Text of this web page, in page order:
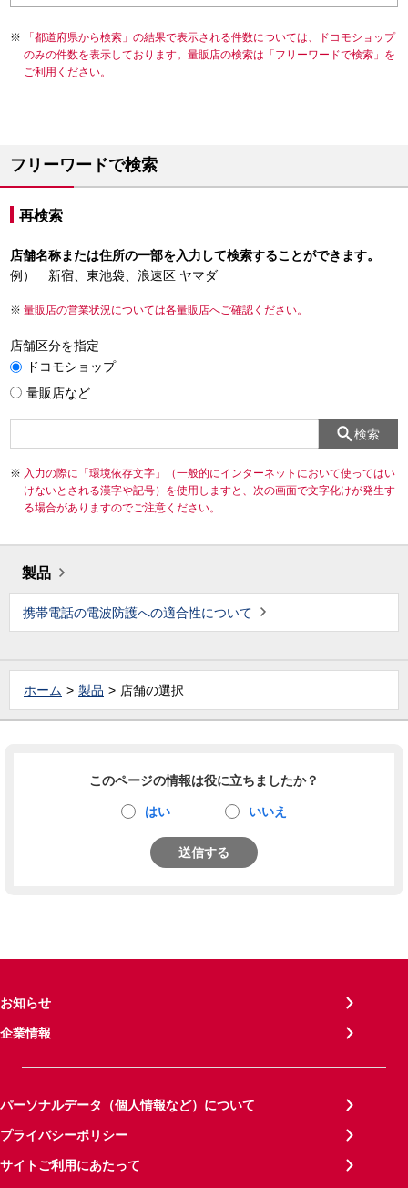
「都道府県から検索」の結果で表示される件数については、ドコモショップ
のみの件数を表示しております。量販店の検索は「フリーワードで検索」を
ご利用ください。
フリーワードで検索
再検索
店舗名称または住所の一部を入力して検索することができます。
例） 新宿、東池袋、浪速区 ヤマダ
量販店の営業状況については各量販店へご確認ください。
店舗区分を指定
ドコモショップ
量販店など
検索
入力の際に「環境依存文字」（一般的にインターネットにおいて使ってはい
けないとされる漢字や記号）を使用しますと、次の画面で文字化けが発生す
る場合がありますのでご注意ください。
製品
携帯電話の電波防護への適合性について
ホーム 製品 店舗の選択
このページの情報は役に立ちましたか？
はい いいえ
送信する
お知らせ
企業情報
パーソナルデータ（個人情報など）について
プライバシーポリシー
サイトご利用にあたって